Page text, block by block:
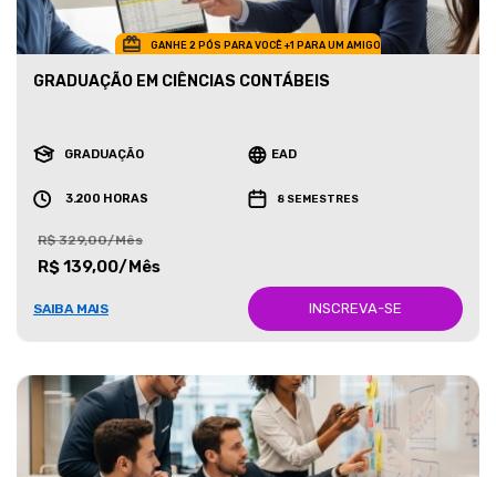
GANHE 2 PÓS PARA VOCÊ +1 PARA UM AMIGO
GRADUAÇÃO EM CIÊNCIAS CONTÁBEIS
GRADUAÇÃO EAD
3.200 HORAS 8 SEMESTRES
R$ 329,00/Mês
R$ 139,00/Mês
SAIBA MAIS INSCREVA-SE